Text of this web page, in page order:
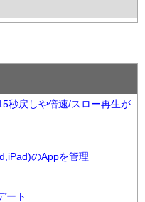
秒戻しや倍速/スロー再生が
のAppを管理
ート